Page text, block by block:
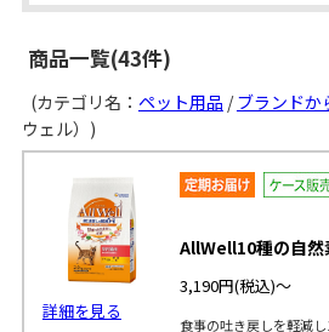
商品一覧(43件)
(カテゴリ名： ペット用品 /ブランドか
ウェル）)
詳細を見る
AllWell10種の自然
3,190円(税込)～
食事の吐き戻しを軽減